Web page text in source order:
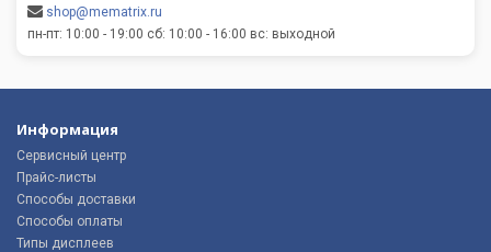
shop@mematrix.ru
пн-пт: 10:00 - 19:00 сб: 10:00 - 16:00 вс: выходной
Информация
Сервисный центр
Прайс-листы
Способы доставки
Способы оплаты
Типы дисплеев